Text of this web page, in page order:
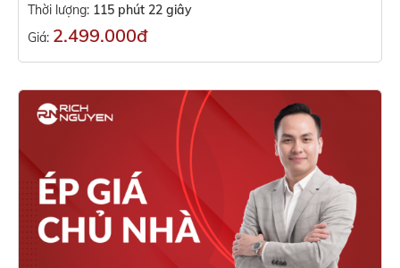
Thời lượng: 115 phút 22 giây
Giá: 2.499.000đ